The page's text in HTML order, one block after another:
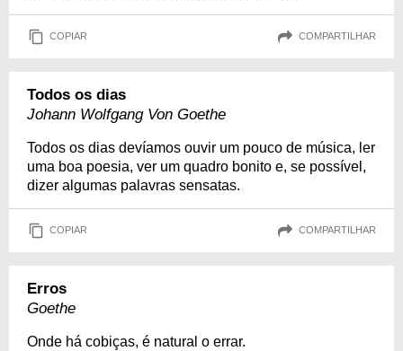
COPIAR COMPARTILHAR
Todos os dias
Johann Wolfgang Von Goethe
Todos os dias devíamos ouvir um pouco de música, ler
uma boa poesia, ver um quadro bonito e, se possível,
dizer algumas palavras sensatas.
COPIAR COMPARTILHAR
Erros
Goethe
Onde há cobiças, é natural o errar.